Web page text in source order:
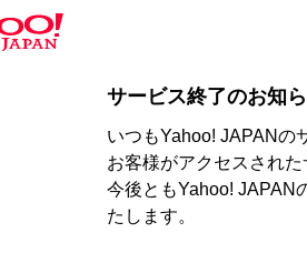
サービス終了のお知
いつもYahoo! JAPANの
お客様がアクセスされ
今後ともYahoo! JAPAN
たします。